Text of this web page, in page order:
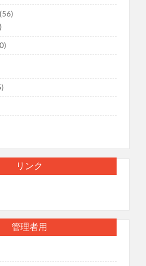
(56)
リンク
管理者用